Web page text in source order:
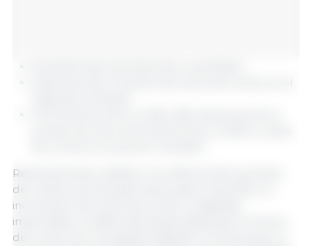
Recientemente, debido a los efectos del aumento
de cerdos vivos de gran peso para el sacrificio, el
incremento de carne de cerdo congelada
importada y la débil demanda estacional, el precio
del cerdo vivo ha seguido bajando. El 16 de junio, la